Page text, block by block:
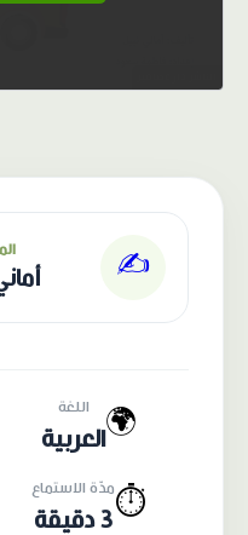
✍️
🌍 اللغة
العربية
⏱️مدّة الاستماع
3 دقيقة